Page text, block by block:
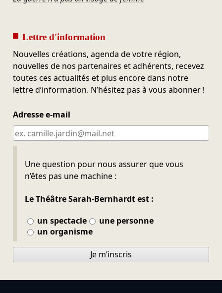
Lettre d'information
Nouvelles créations, agenda de votre région,
nouvelles de nos partenaires et adhérents, recevez
toutes ces actualités et plus encore dans notre
lettre d’information. N’hésitez pas à vous abonner !
Adresse e-mail
Une question pour nous assurer que vous
n’êtes pas une machine :
Le Théâtre Sarah-Bernhardt est :
un spectacle
une personne
un organisme
Ne pas remplir
Je m’inscris